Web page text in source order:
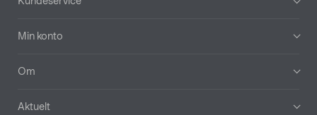
Min konto
Om
Aktuelt